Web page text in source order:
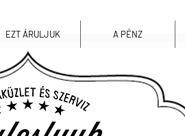
EZT ÁRULJUK A PÉNZ